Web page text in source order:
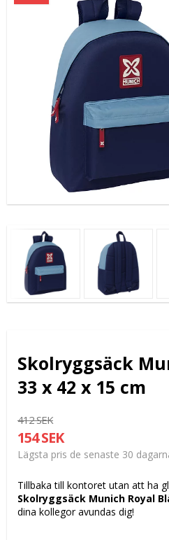
Skolryggsäck
33 x 42 x 15 cm
412 SEK
154 SEK
Lägsta pris de senaste 30
Tillbaka till kontoret utan att ha
Skolryggsäck Munich Royal
dina kollegor avundas dig!